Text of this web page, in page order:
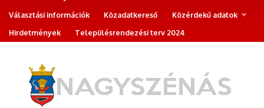
Választási információk
Közadatkereső
Közérdekű adatok
Hirdetmények
Településrendezési terv 2024